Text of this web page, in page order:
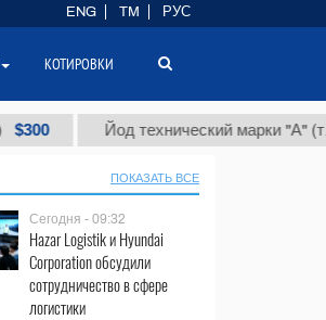
Йод технический марки "А" (т.) $86
ПОКАЗАТЬ ВСЕ
Сегодня - 09:32
Hazar Logistik и Hyundai
Corporation обсудили
сотрудничество в сфере
логистики
ENG TM РУС
КОТИРОВКИ